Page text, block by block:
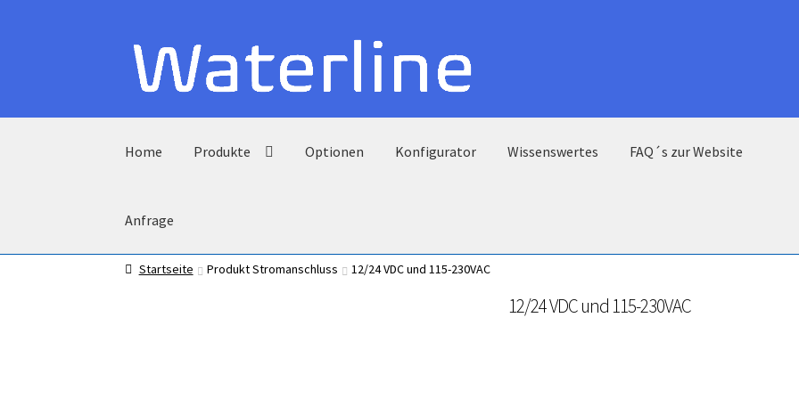
Zur
Navigation
springen
Zum
Inhalt
springen
Home Produkte Optionen Konfigurator Wissenswertes FAQ´s zur Website
Anfrage
Startseite Produkt Stromanschluss 12/24 VDC und 115-230VAC
12/24 VDC und 115-230VAC